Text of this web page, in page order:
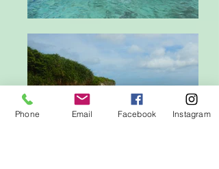
Phone Email Facebook Instagram